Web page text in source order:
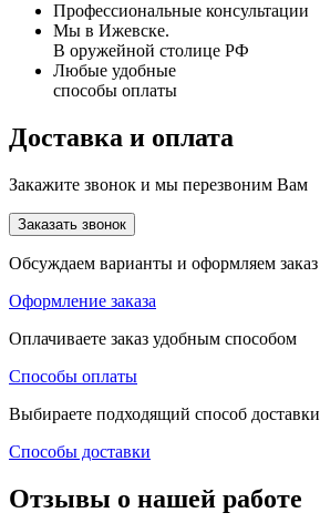
Профессиональные консультации
Мы в Ижевске.
В оружейной столице РФ
Любые удобные
способы оплаты
Доставка и оплата
Закажите звонок и мы перезвоним Вам
Заказать звонок
Обсуждаем варианты и оформляем заказ
Оформление заказа
Оплачиваете заказ удобным способом
Способы оплаты
Выбираете подходящий способ доставки
Способы доставки
Отзывы о нашей работе